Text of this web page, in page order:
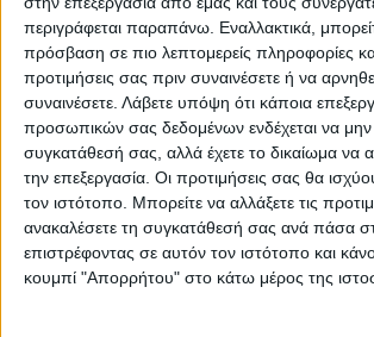
περιγράφεται παραπάνω. Εναλλακτικά,
πρόσβαση σε πιο λεπτομερείς πληροφορίες
προτιμήσεις σας πριν συναινέσετε ή να
συναινέσετε. Λάβετε υπόψη ότι κάποια
προσωπικών σας δεδομένων ενδέχεται να μην
συγκατάθεσή σας, αλλά έχετε το δικαίωμα να
την επεξεργασία. Οι προτιμήσεις σας θα
τον ιστότοπο. Μπορείτε να αλλάξετε τις
ανακαλέσετε τη συγκατάθεσή σας ανά πάσα
επιστρέφοντας σε αυτόν τον ιστότοπο και
κουμπί "Απορρήτου" στο κάτω μέρος της
ΠΡΟΗΓΟΥΜΕΝΟ ΑΡΘΡΟ
Καθυστέρηση στην
καταβολή των συντάξεων
από τα ΕΛΤΑ
χρονιάς
για τον